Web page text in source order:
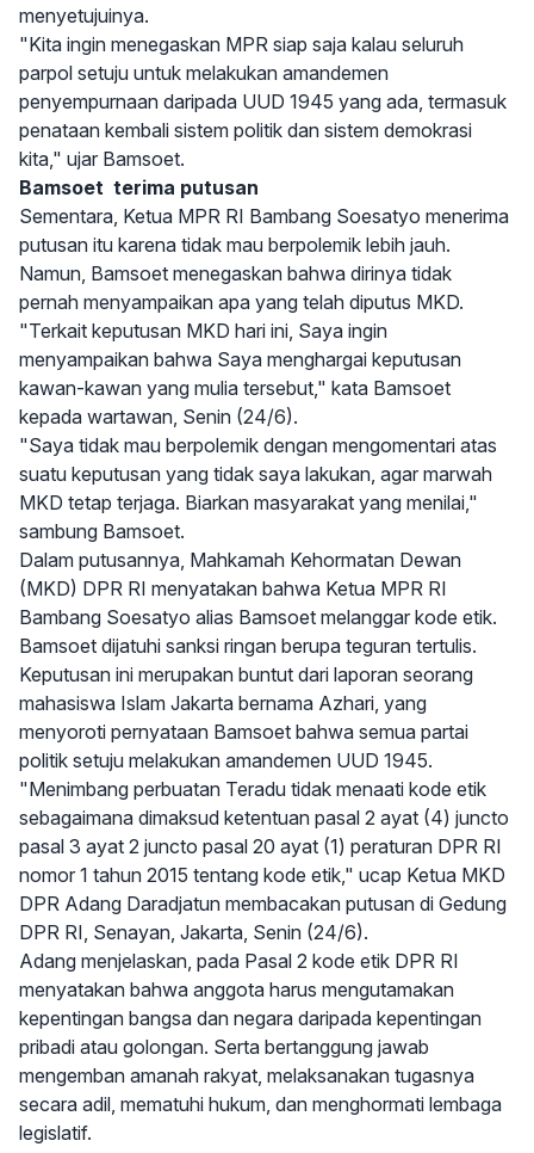
menyetujuinya.
"Kita ingin menegaskan MPR siap saja kalau seluruh
parpol setuju untuk melakukan amandemen
penyempurnaan daripada UUD 1945 yang ada, termasuk
penataan kembali sistem politik dan sistem demokrasi
kita," ujar Bamsoet.
Bamsoet terima putusan
Sementara, Ketua MPR RI Bambang Soesatyo menerima
putusan itu karena tidak mau berpolemik lebih jauh.
Namun, Bamsoet menegaskan bahwa dirinya tidak
pernah menyampaikan apa yang telah diputus MKD.
"Terkait keputusan MKD hari ini, Saya ingin
menyampaikan bahwa Saya menghargai keputusan
kawan-kawan yang mulia tersebut," kata Bamsoet
kepada wartawan, Senin (24/6).
"Saya tidak mau berpolemik dengan mengomentari atas
suatu keputusan yang tidak saya lakukan, agar marwah
MKD tetap terjaga. Biarkan masyarakat yang menilai,"
sambung Bamsoet.
Dalam putusannya, Mahkamah Kehormatan Dewan
(MKD) DPR RI menyatakan bahwa Ketua MPR RI
Bambang Soesatyo alias Bamsoet melanggar kode etik.
Bamsoet dijatuhi sanksi ringan berupa teguran tertulis.
Keputusan ini merupakan buntut dari laporan seorang
mahasiswa Islam Jakarta bernama Azhari, yang
menyoroti pernyataan Bamsoet bahwa semua partai
politik setuju melakukan amandemen UUD 1945.
"Menimbang perbuatan Teradu tidak menaati kode etik
sebagaimana dimaksud ketentuan pasal 2 ayat (4) juncto
pasal 3 ayat 2 juncto pasal 20 ayat (1) peraturan DPR RI
nomor 1 tahun 2015 tentang kode etik," ucap Ketua MKD
DPR Adang Daradjatun membacakan putusan di Gedung
DPR RI, Senayan, Jakarta, Senin (24/6).
Adang menjelaskan, pada Pasal 2 kode etik DPR RI
menyatakan bahwa anggota harus mengutamakan
kepentingan bangsa dan negara daripada kepentingan
pribadi atau golongan. Serta bertanggung jawab
mengemban amanah rakyat, melaksanakan tugasnya
secara adil, mematuhi hukum, dan menghormati lembaga
legislatif.